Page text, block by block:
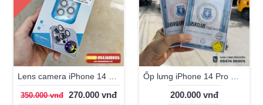
350.000 vnđ 270.000 vnđ 200.000 vnđ